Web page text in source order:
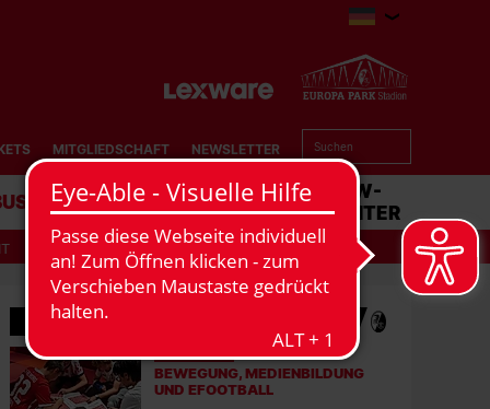
MITGLIEDSCHAFT NEWSLETTER
STADION MATCHCENTER
EFOOTBALL 06.08.2026
BEWEGUNG, MEDIENBILDUNG
UND EFOOTBALL